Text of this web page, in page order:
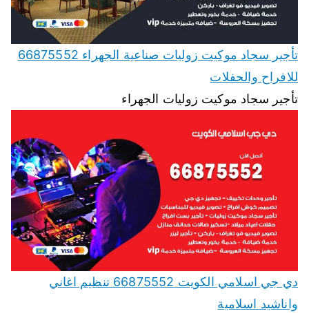
تأجير سجاد موكيت زوليات صناعية الجهراء 66875552
للافراح والحفلات
تأجير سجاد موكيت زوليات الجهراء
دي جي اسلامي الكويت 66875552 تنظيم اغاني
واناشيد اسلامية